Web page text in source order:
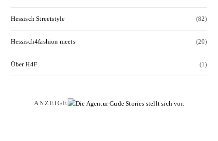
Hessisch Streetstyle (82)
Hessisch4fashion meets (20)
Über H4F (1)
ANZEIGE